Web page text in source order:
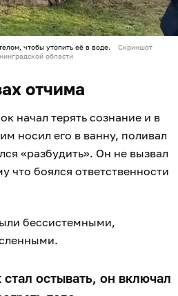
чтобы утопить её в воде.
Скриншот
области
отчима
начал терять сознание и в
носил его в ванну, поливал
«разбудить». Он не вызвал
что боялся ответственности
бессистемными,
остывать, он включал